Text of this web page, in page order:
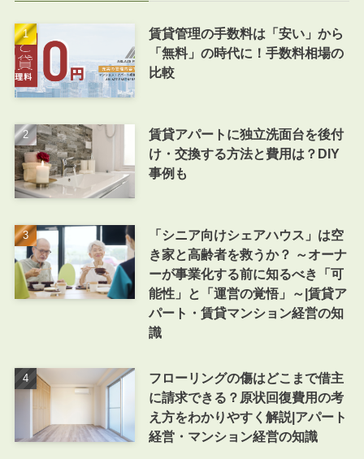
賃貸管理の手数料は「安い」から
「無料」の時代に！手数料相場の
比較
賃貸アパートに独立洗面台を後付
け・交換する方法と費用は？DIY
事例も
「シニア向けシェアハウス」は空
き家と高齢者を救うか？ ～オーナ
ーが事業化する前に知るべき「可
能性」と「運営の覚悟」～|賃貸ア
パート・賃貸マンション経営の知
識
フローリングの傷はどこまで借主
に請求できる？原状回復費用の考
え方をわかりやすく解説|アパート
経営・マンション経営の知識